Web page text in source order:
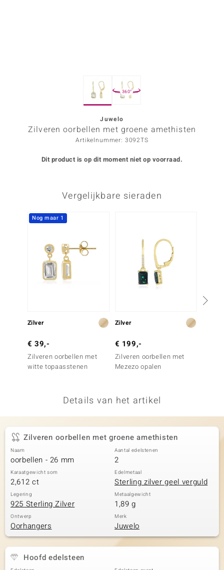
Collection
360°
Juwelo
Zilveren oorbellen met groene amethisten
Artikelnummer: 3092TS
Dit product is op dit moment niet op voorraad.
Vergelijkbare sieraden
Nog maar 1
Zilver
€ 39,-
Zilveren oorbellen met
witte topaasstenen
Zilver
€ 199,-
Zilveren oorbellen met
Mezezo opalen
Details van het artikel
Zilveren oorbellen met groene amethisten
Naam
oorbellen - 26 mm
Aantal edelstenen
2
Karaatgewicht som
2,612 ct
Edelmetaal
Sterling zilver geel verguld
Legering
925 Sterling Zilver
Metaalgewicht
1,89 g
Ontwerp
Oorhangers
Merk
Juwelo
Hoofd edelsteen